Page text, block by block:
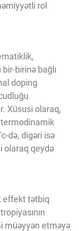
rol
birinə bağlı
doping
Xüsusi olaraq,
də, digəri isə
olaraq qeydə
effekt tətbiq
müəyyən etməyə